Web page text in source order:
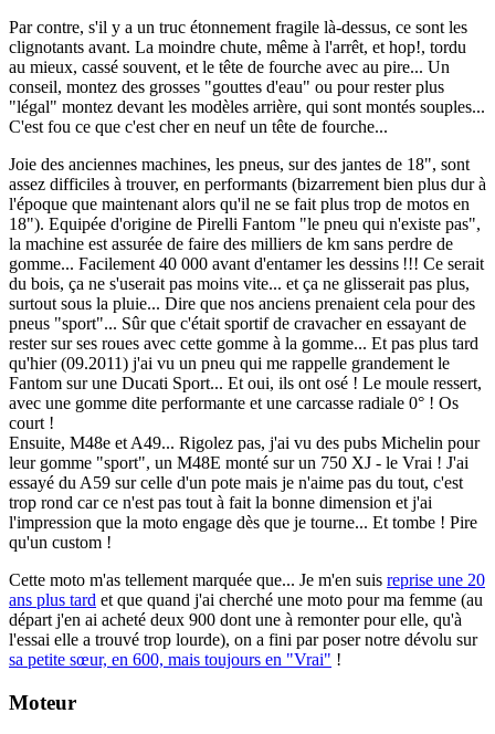
Par contre, s'il y a un truc étonnement fragile là-dessus, ce sont les
clignotants avant. La moindre chute, même à l'arrêt, et hop!, tordu
au mieux, cassé souvent, et le tête de fourche avec au pire... Un
conseil, montez des grosses "gouttes d'eau" ou pour rester plus
"légal" montez devant les modèles arrière, qui sont montés souples...
C'est fou ce que c'est cher en neuf un tête de fourche...
Joie des anciennes machines, les pneus, sur des jantes de 18", sont
assez difficiles à trouver, en performants (bizarrement bien plus dur à
l'époque que maintenant alors qu'il ne se fait plus trop de motos en
18"). Equipée d'origine de Pirelli Fantom "le pneu qui n'existe pas",
la machine est assurée de faire des milliers de km sans perdre de
gomme... Facilement 40 000 avant d'entamer les dessins !!! Ce serait
du bois, ça ne s'userait pas moins vite... et ça ne glisserait pas plus,
surtout sous la pluie... Dire que nos anciens prenaient cela pour des
pneus "sport"... Sûr que c'était sportif de cravacher en essayant de
rester sur ses roues avec cette gomme à la gomme... Et pas plus tard
qu'hier (09.2011) j'ai vu un pneu qui me rappelle grandement le
Fantom sur une Ducati Sport... Et oui, ils ont osé ! Le moule ressert,
avec une gomme dite performante et une carcasse radiale 0° ! Os
court !
Ensuite, M48e et A49... Rigolez pas, j'ai vu des pubs Michelin pour
leur gomme "sport", un M48E monté sur un 750 XJ - le Vrai ! J'ai
essayé du A59 sur celle d'un pote mais je n'aime pas du tout, c'est
trop rond car ce n'est pas tout à fait la bonne dimension et j'ai
l'impression que la moto engage dès que je tourne... Et tombe ! Pire
qu'un custom !
Cette moto m'as tellement marquée que... Je m'en suis reprise une 20
ans plus tard et que quand j'ai cherché une moto pour ma femme (au
départ j'en ai acheté deux 900 dont une à remonter pour elle, qu'à
l'essai elle a trouvé trop lourde), on a fini par poser notre dévolu sur
sa petite sœur, en 600, mais toujours en "Vrai" !
Moteur